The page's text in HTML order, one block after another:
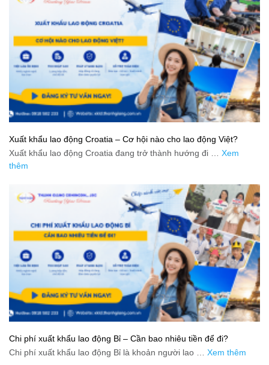
Xuất khẩu lao động Croatia – Cơ hội nào cho lao động Việt?
Xuất khẩu lao động Croatia đang trở thành hướng đi … Xem
thêm
Chi phí xuất khẩu lao động Bỉ – Cần bao nhiêu tiền để đi?
Chi phí xuất khẩu lao động Bỉ là khoản người lao … Xem thêm